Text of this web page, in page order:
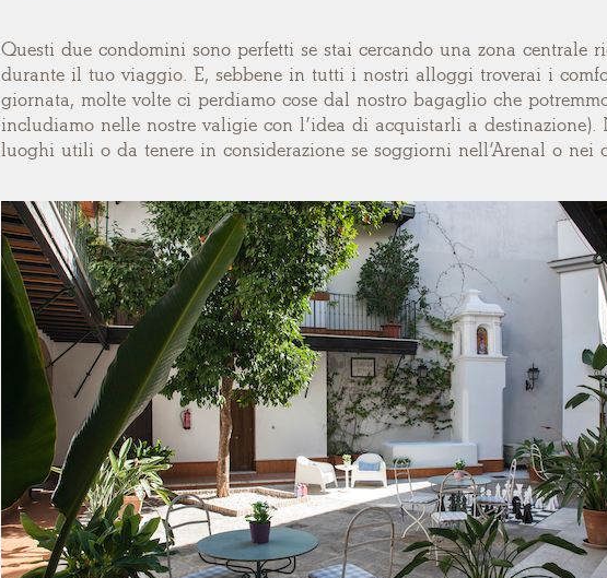
Questi due condomini sono perfetti se stai cercando una zona centrale
durante il tuo viaggio. E, sebbene in tutti i nostri alloggi troverai i
giornata, molte volte ci perdiamo cose dal nostro bagaglio che
includiamo nelle nostre valigie con l’idea di acquistarli a
luoghi utili o da tenere in considerazione se soggiorni nell’Arenal o nei